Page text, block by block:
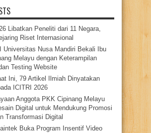
Libatkan Peneliti dari 11 Negara,
Riset Internasional
Universitas Nusa Mandiri Bekali Ibu
Melayu dengan Keterampilan
Testing Website
Ini, 79 Artikel Ilmiah Dinyatakan
ICITRI 2026
Anggota PKK Cipinang Melayu
Digital untuk Mendukung Promosi
Transformasi Digital
Buka Program Insentif Video